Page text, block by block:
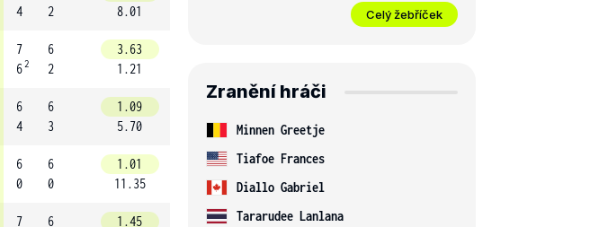
4
2
8.01
7
62
6
2
3.63
1.21
6
4
6
3
1.09
5.70
6
0
6
0
1.01
11.35
7 6 1.45
Celý žebříček
Zranění hráči
Minnen Greetje
Tiafoe Frances
Diallo Gabriel
Tararudee Lanlana